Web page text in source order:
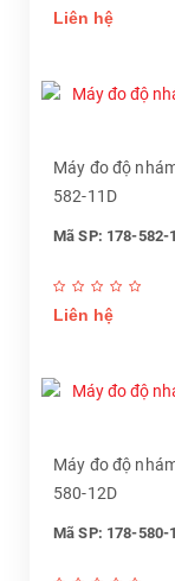
Liên hệ
Máy đo độ
582-11D
Mã SP: 178-582-
Liên hệ
Máy đo độ
580-12D
Mã SP: 178-580-